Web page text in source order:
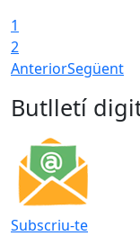
1
2
AnteriorSegüent
Butlletí
Subscriu-te